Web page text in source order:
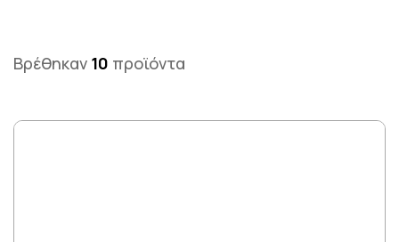
Βρέθηκαν 10 προϊόντα